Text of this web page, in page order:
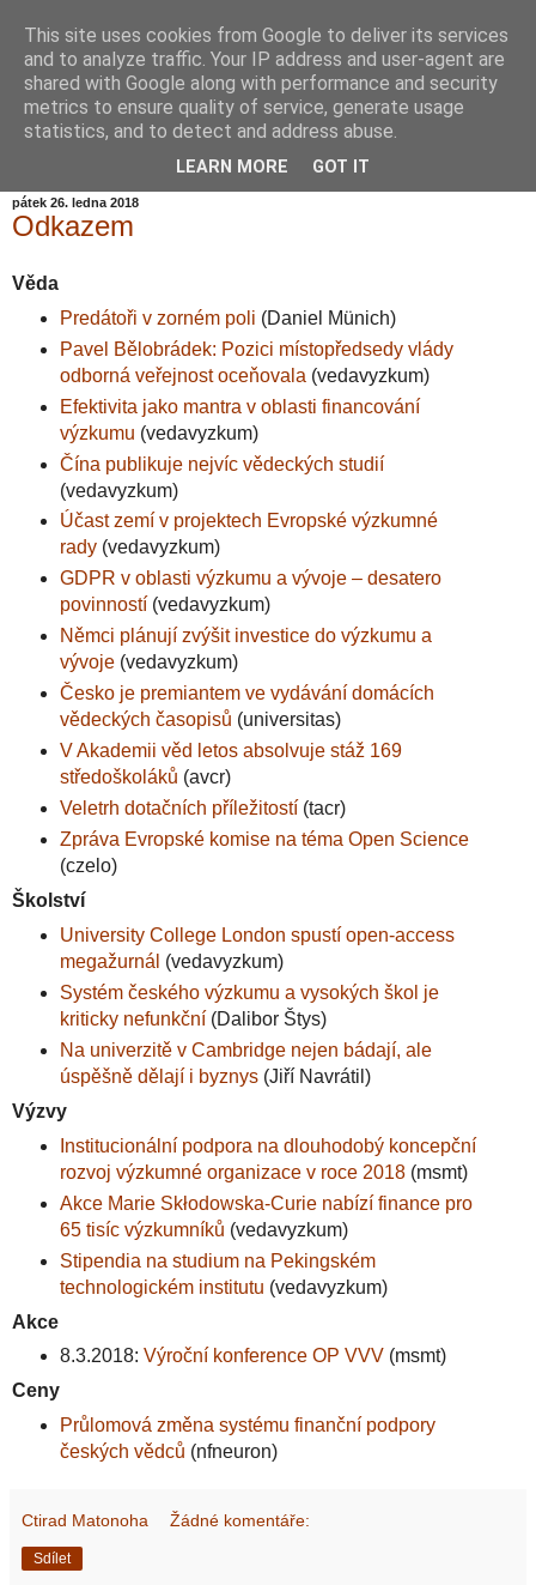
Informační zátiší
Blog Ústavu informatiky Akademie věd České republiky,
pátek 26. ledna 2018
Odkazem
Věda
Predátoři v zorném poli (Daniel Münich)
Pavel Bělobrádek: Pozici místopředsedy vlády
odborná veřejnost oceňovala (vedavyzkum)
Efektivita jako mantra v oblasti financování
výzkumu (vedavyzkum)
Čína publikuje nejvíc vědeckých studií
(vedavyzkum)
Účast zemí v projektech Evropské výzkumné
rady(vedavyzkum)
GDPR v oblasti výzkumu a vývoje – desatero
povinností(vedavyzkum)
Němci plánují zvýšit investice do výzkumu a
vývoje(vedavyzkum)
Česko je premiantem ve vydávání domácích
vědeckých časopisů (universitas)
V Akademii věd letos absolvuje stáž 169
středoškoláků (avcr)
Veletrh dotačních příležitostí(tacr)
Zpráva Evropské komise na téma Open Science
(czelo)
Školství
University College London spustí open-access
megažurnál (vedavyzkum)
Systém českého výzkumu a vysokých škol je
kriticky nefunkční(Dalibor Štys)
Na univerzitě v Cambridge nejen bádají, ale
úspěšně dělají i byznys(Jiří Navrátil)
Výzvy
Institucionální podpora na dlouhodobý koncepční
rozvoj výzkumné organizace v roce 2018(msmt)
Akce Marie Skłodowska-Curie nabízí finance pro
65 tisíc výzkumníků (vedavyzkum)
Stipendia na studium na Pekingském
technologickém institutu (vedavyzkum)
Akce
8.3.2018: Výroční konference OP VVV(msmt)
Ceny
Průlomová změna systému finanční podpory
českých vědců (nfneuron)
Ctirad Matonoha Žádné komentáře:
Sdílet
This site uses cookies from Google to deliver its services
and to analyze traffic. Your IP address and user-agent are
shared with Google along with performance and security
metrics to ensure quality of service, generate usage
statistics, and to detect and address abuse.
LEARN MORE GOT IT